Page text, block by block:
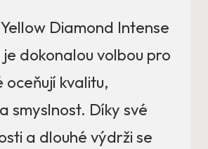
Diamond Intense
dokonalou volbou pro
oceňují kvalitu,
smyslnost. Díky své
a dlouhé výdrži se